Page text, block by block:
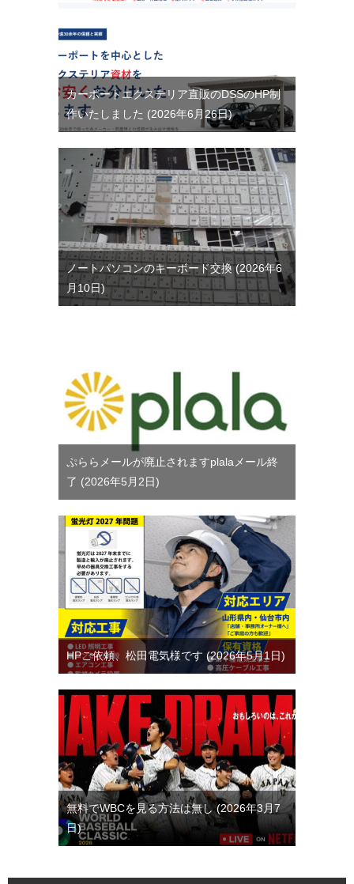
カーポートエクステリア直販のDSSのHP制
作いたしました
2026年6月26日
ノートパソコンのキーボード交換 2026年6
月10日
ぷららメールが廃止されますplalaメール終
了
2026年5月2日
HPご依頼、松田電気様です 2026年5月1日
無料でWBCを見る方法は無し
2026年3月7
日